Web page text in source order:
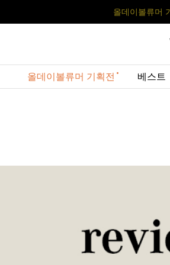
올데이볼류머
올데이볼류머
올데이볼류머 기획전 베스트